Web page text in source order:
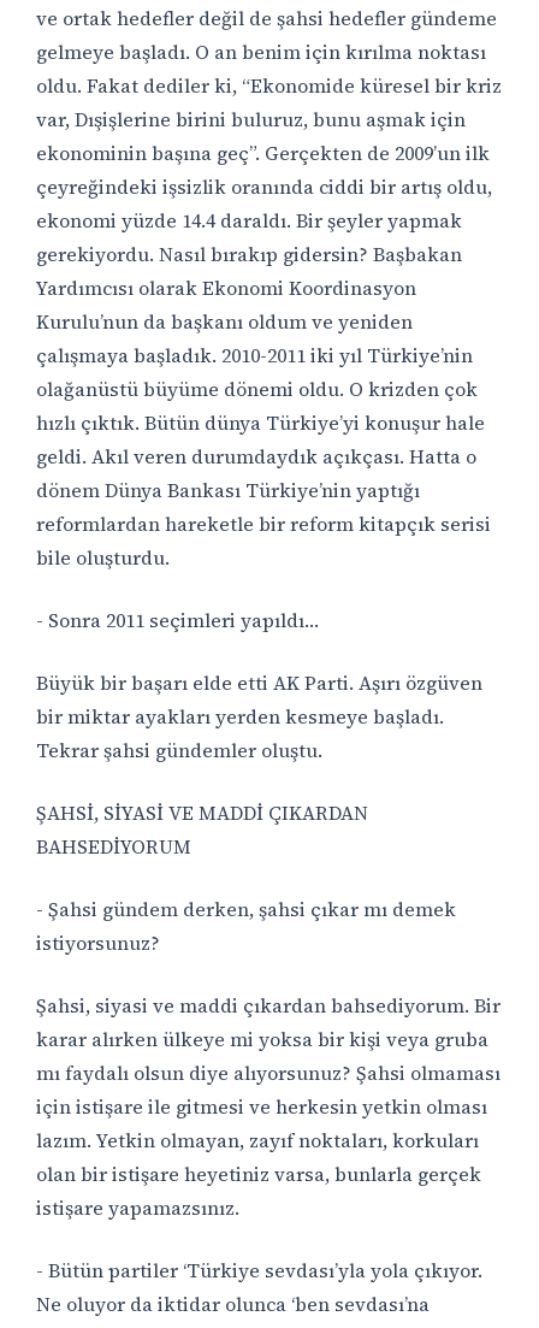
ve ortak hedefler değil de şahsi hedefler gündeme
gelmeye başladı. O an benim için kırılma noktası
oldu. Fakat dediler ki, “Ekonomide küresel bir kriz
var, Dışişlerine birini buluruz, bunu aşmak için
ekonominin başına geç”. Gerçekten de 2009’un ilk
çeyreğindeki işsizlik oranında ciddi bir artış oldu,
ekonomi yüzde 14.4 daraldı. Bir şeyler yapmak
gerekiyordu. Nasıl bırakıp gidersin? Başbakan
Yardımcısı olarak Ekonomi Koordinasyon
Kurulu’nun da başkanı oldum ve yeniden
çalışmaya başladık. 2010-2011 iki yıl Türkiye’nin
olağanüstü büyüme dönemi oldu. O krizden çok
hızlı çıktık. Bütün dünya Türkiye’yi konuşur hale
geldi. Akıl veren durumdaydık açıkçası. Hatta o
dönem Dünya Bankası Türkiye’nin yaptığı
reformlardan hareketle bir reform kitapçık serisi
bile oluşturdu.
- Sonra 2011 seçimleri yapıldı…
Büyük bir başarı elde etti AK Parti. Aşırı özgüven
bir miktar ayakları yerden kesmeye başladı.
Tekrar şahsi gündemler oluştu.
ŞAHSİ, SİYASİ VE MADDİ ÇIKARDAN
BAHSEDİYORUM
- Şahsi gündem derken, şahsi çıkar mı demek
istiyorsunuz?
Şahsi, siyasi ve maddi çıkardan bahsediyorum. Bir
karar alırken ülkeye mi yoksa bir kişi veya gruba
mı faydalı olsun diye alıyorsunuz? Şahsi olmaması
için istişare ile gitmesi ve herkesin yetkin olması
lazım. Yetkin olmayan, zayıf noktaları, korkuları
olan bir istişare heyetiniz varsa, bunlarla gerçek
istişare yapamazsınız.
- Bütün partiler ‘Türkiye sevdası’yla yola çıkıyor.
Ne oluyor da iktidar olunca ‘ben sevdası’na